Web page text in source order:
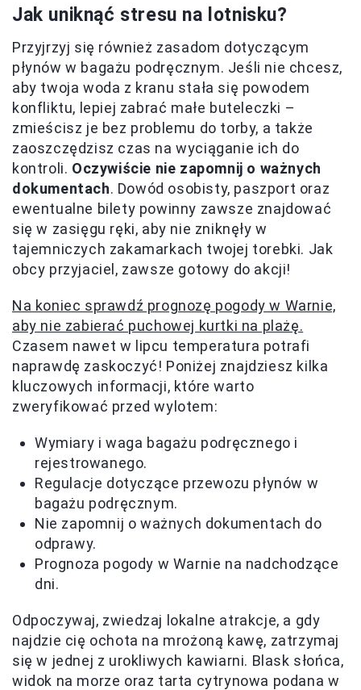
Jak uniknąć stresu na lotnisku?
Przyjrzyj się również zasadom dotyczącym
płynów w bagażu podręcznym. Jeśli nie chcesz,
aby twoja woda z kranu stała się powodem
konfliktu, lepiej zabrać małe buteleczki –
zmieścisz je bez problemu do torby, a także
zaoszczędzisz czas na wyciąganie ich do
kontroli. Oczywiście nie zapomnij o ważnych
dokumentach. Dowód osobisty, paszport oraz
ewentualne bilety powinny zawsze znajdować
się w zasięgu ręki, aby nie zniknęły w
tajemniczych zakamarkach twojej torebki. Jak
obcy przyjaciel, zawsze gotowy do akcji!
Na koniec sprawdź prognozę pogody w Warnie,
aby nie zabierać puchowej kurtki na plażę.
Czasem nawet w lipcu temperatura potrafi
naprawdę zaskoczyć! Poniżej znajdziesz kilka
kluczowych informacji, które warto
zweryfikować przed wylotem:
Wymiary i waga bagażu podręcznego i
rejestrowanego.
Regulacje dotyczące przewozu płynów w
bagażu podręcznym.
Nie zapomnij o ważnych dokumentach do
odprawy.
Prognoza pogody w Warnie na nadchodzące
dni.
Odpoczywaj, zwiedzaj lokalne atrakcje, a gdy
najdzie cię ochota na mrożoną kawę, zatrzymaj
się w jednej z urokliwych kawiarni. Blask słońca,
widok na morze oraz tarta cytrynowa podana w